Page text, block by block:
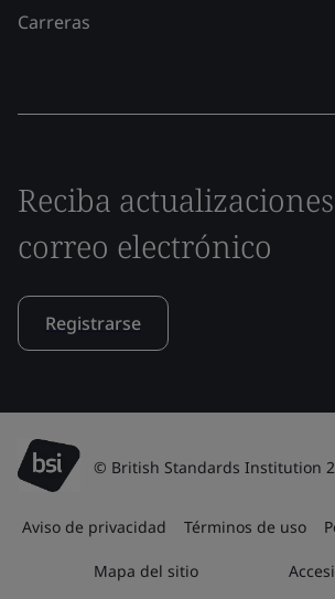
Carreras
Reciba
correo electrónico
Registrarse
© British Standards Institution
Aviso de privacidad Términos de uso
Mapa del sitio